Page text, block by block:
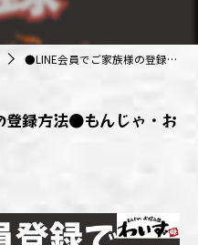
●LINE会員でご家族様の登録方法●もんじゃ・お好み焼きわい...
録方法●もんじゃ・お